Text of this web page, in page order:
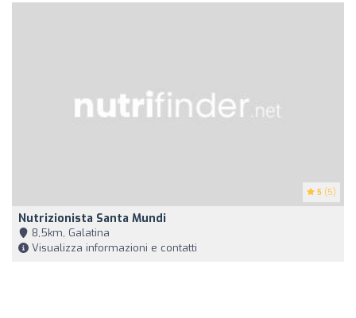
5 (5)
Nutrizionista Santa Mundi
8,5km, Galatina
Visualizza informazioni e contatti